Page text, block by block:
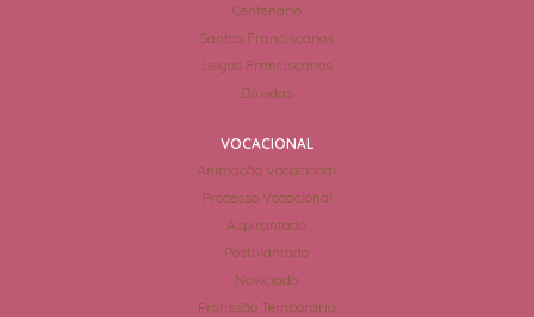
Centenário
Santos Franciscanos
Leigos Franciscanos
Dúvidas
VOCACIONAL
Animação Vocacional
Processo Vocacional
Aspirantado
Postulantado
Noviciado
Profissão Temporária